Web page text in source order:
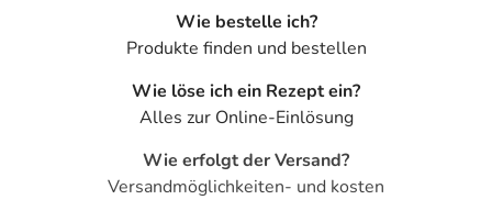
Wie bestelle ich?
Produkte finden und bestellen
Wie löse ich ein Rezept ein?
Alles zur Online-Einlösung
Wie erfolgt der Versand?
Versandmöglichkeiten- und kosten